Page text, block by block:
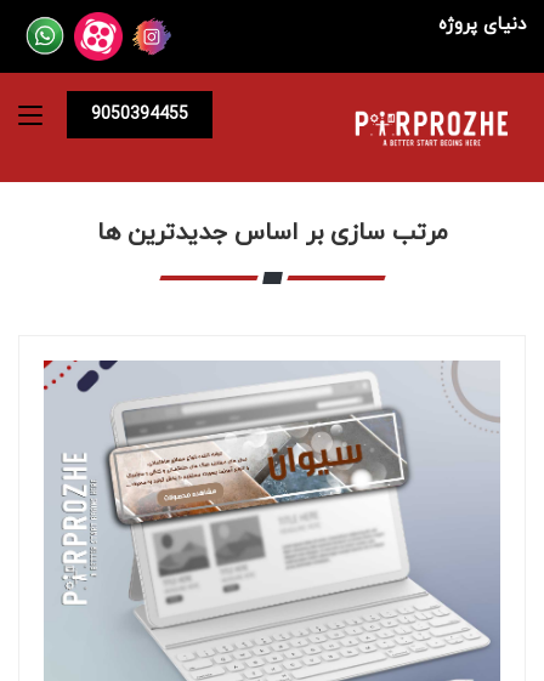
دنیای پروژه
9050394455
مرتب سازی بر اساس جدیدترین ها